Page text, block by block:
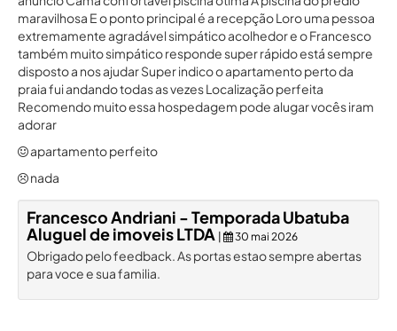
maravilhosa E o ponto principal é a recepção Loro uma pessoa
extremamente agradável simpático acolhedor e o Francesco
também muito simpático responde super rápido está sempre
disposto a nos ajudar Super indico o apartamento perto da
praia fui andando todas as vezes Localização perfeita
Recomendo muito essa hospedagem pode alugar vocês iram
adorar
apartamento perfeito
nada
Francesco Andriani - Temporada Ubatuba
Aluguel de imoveis LTDA
30 mai 2026
Obrigado pelo feedback. As portas estao sempre abertas
para voce e sua familia.